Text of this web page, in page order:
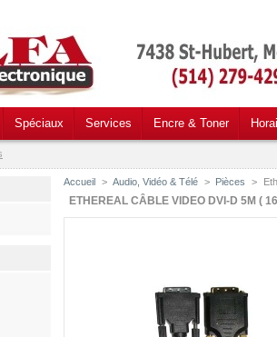
Spéciaux Services Encre & Toner
Accueil > Audio, Vidéo & Télé > Pièces >
ETHEREAL CÂBLE VIDEO DVI-D 5M (